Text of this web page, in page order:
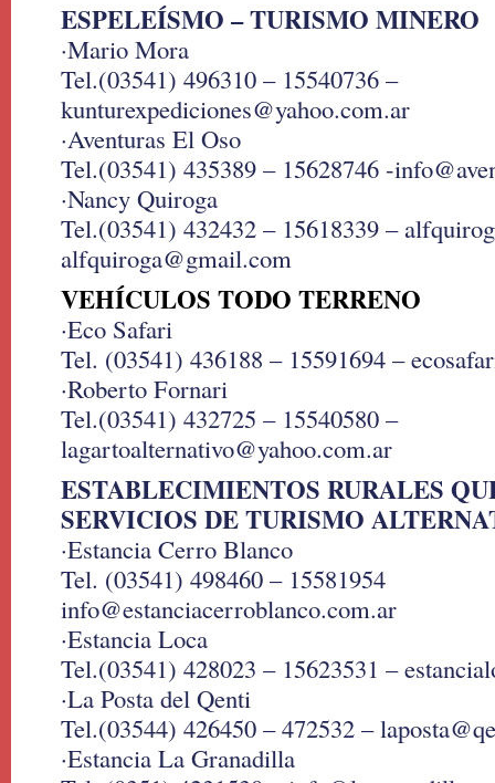
ESPELEÍSMO – TURISMO MINERO
·Mario Mora
Tel.(03541) 496310 – 15540736 –
kunturexpediciones@yahoo.com.ar
·Aventuras El Oso
Tel.(03541) 435389 – 15628746 -
·Nancy Quiroga
Tel.(03541) 432432 – 15618339 –
alfquiroga@gmail.com
VEHÍCULOS TODO TERRENO
·Eco Safari
Tel. (03541) 436188 – 15591694 –
·Roberto Fornari
Tel.(03541) 432725 – 15540580 –
lagartoalternativo@yahoo.com.ar
ESTABLECIMIENTOS RURALES
SERVICIOS DE TURISMO
·Estancia Cerro Blanco
Tel. (03541) 498460 – 15581954
info@estanciacerroblanco.com.ar
·Estancia Loca
Tel.(03541) 428023 – 15623531 –
·La Posta del Qenti
Tel.(03544) 426450 – 472532 –
·Estancia La Granadilla